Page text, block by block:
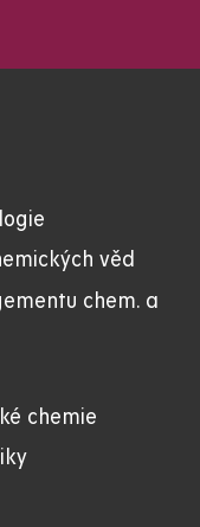
věd
chem. a
chemie